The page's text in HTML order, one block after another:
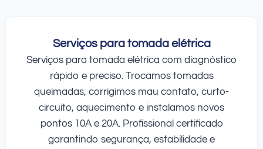
Serviços para tomada elétrica
Serviços para tomada elétrica com diagnóstico
rápido e preciso. Trocamos tomadas
queimadas, corrigimos mau contato, curto-
circuito, aquecimento e instalamos novos
pontos 10A e 20A. Profissional certificado
garantindo segurança, estabilidade e